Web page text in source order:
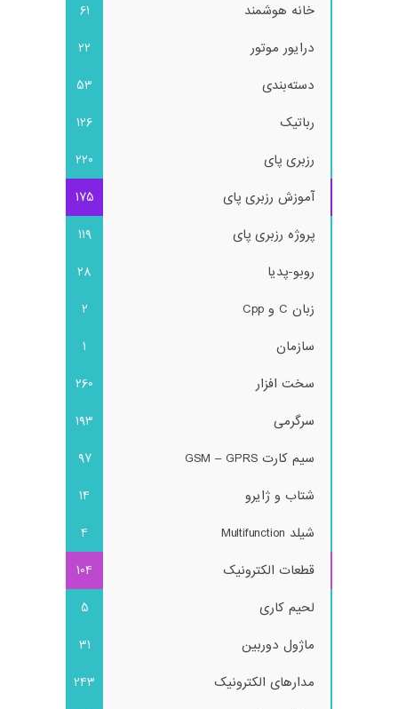
خانه هوشمند
61
درایور موتور
22
دسته‌بندی
53
رباتیک
126
رزبری پای
220
آموزش رزبری پای
175
پروژه رزبری پای
119
روبو-پدیا
28
زبان C و Cpp
2
سازمان
1
سخت افزار
260
سرگرمی
193
سیم کارت GSM – GPRS
97
شتاب و ژایرو
14
شیلد Multifunction
4
قطعات الکترونیک
104
لحیم کاری
5
ماژول دوربین
31
مدارهای الکترونیک
243